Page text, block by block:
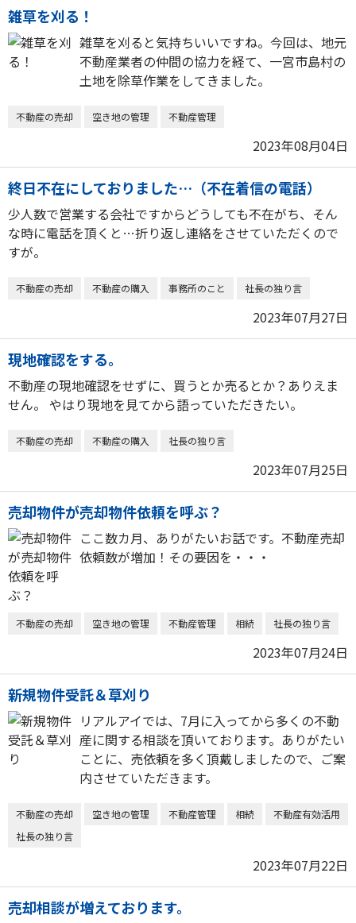
雑草を刈る！
雑草を刈ると気持ちいいですね。今回は、地元
不動産業者の仲間の協力を経て、一宮市島村の
土地を除草作業をしてきました。
不動産の売却 空き地の管理 不動産管理
2023年08月04日
終日不在にしておりました…（不在着信の電話）
少人数で営業する会社ですからどうしても不在がち、そん
な時に電話を頂くと…折り返し連絡をさせていただくので
すが。
不動産の売却 不動産の購入 事務所のこと 社長の独り言
2023年07月27日
現地確認をする。
不動産の現地確認をせずに、買うとか売るとか？ありえま
せん。 やはり現地を見てから語っていただきたい。
不動産の売却 不動産の購入 社長の独り言
2023年07月25日
売却物件が売却物件依頼を呼ぶ？
ここ数カ月、ありがたいお話です。不動産売却
依頼数が増加！その要因を・・・
不動産の売却 空き地の管理 不動産管理 相続 社長の独り言
2023年07月24日
新規物件受託＆草刈り
リアルアイでは、7月に入ってから多くの不動
産に関する相談を頂いております。ありがたい
ことに、売依頼を多く頂戴しましたので、ご案
内させていただきます。
不動産の売却 空き地の管理 不動産管理 相続
不動産有効活用
社長の独り言
2023年07月22日
売却相談が増えております。